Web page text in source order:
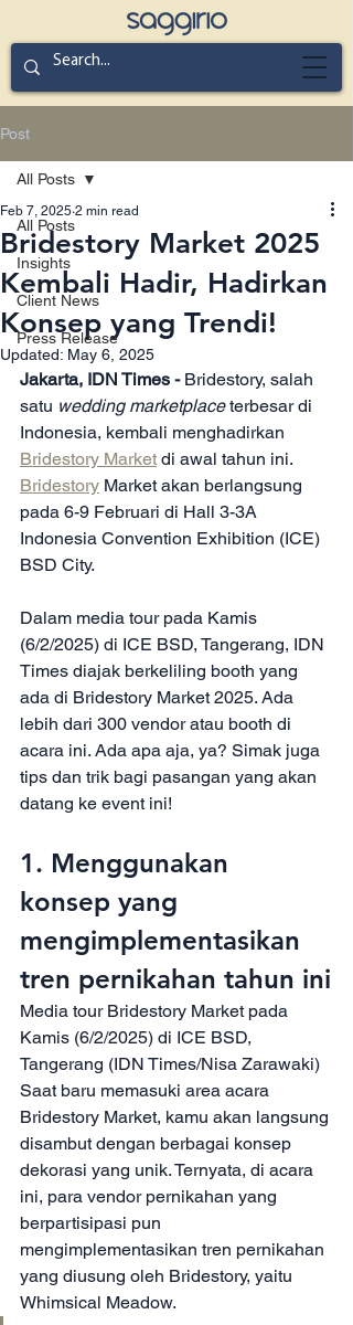
Post
All Posts
Insights
Client News
Press Release
All Posts
Bridestory Market 2025
Kembali Hadir, Hadirkan
Konsep yang Trendi!
Feb 7, 2025 2 min read
Updated: May 6, 2025
Jakarta, IDN Times - Bridestory, salah
satu wedding marketplace terbesar di
Indonesia, kembali menghadirkan
Bridestory Market di awal tahun ini.
Bridestory Market akan berlangsung
pada 6-9 Februari di Hall 3-3A
Indonesia Convention Exhibition (ICE)
BSD City.
Dalam media tour pada Kamis
(6/2/2025) di ICE BSD, Tangerang, IDN
Times diajak berkeliling booth yang
ada di Bridestory Market 2025. Ada
lebih dari 300 vendor atau booth di
acara ini. Ada apa aja, ya? Simak juga
tips dan trik bagi pasangan yang akan
datang ke event ini!
1. Menggunakan
konsep yang
mengimplementasikan
tren pernikahan tahun ini
Media tour Bridestory Market pada
Kamis (6/2/2025) di ICE BSD,
Tangerang (IDN Times/Nisa Zarawaki)
Saat baru memasuki area acara
Bridestory Market, kamu akan langsung
disambut dengan berbagai konsep
dekorasi yang unik. Ternyata, di acara
ini, para vendor pernikahan yang
berpartisipasi pun
mengimplementasikan tren pernikahan
yang diusung oleh Bridestory, yaitu
Whimsical Meadow.